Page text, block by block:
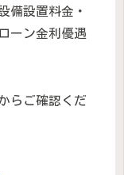
備設置料金・
ーン金利優遇
らご確認くだ